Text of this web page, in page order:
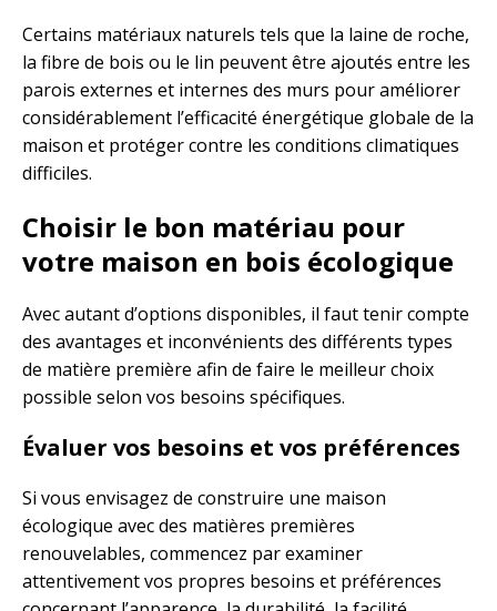
Certains matériaux naturels tels que la laine de roche,
la fibre de bois ou le lin peuvent être ajoutés entre les
parois externes et internes des murs pour améliorer
considérablement l’efficacité énergétique globale de la
maison et protéger contre les conditions climatiques
difficiles.
Choisir le bon matériau pour
votre maison en bois écologique
Avec autant d’options disponibles, il faut tenir compte
des avantages et inconvénients des différents types
de matière première afin de faire le meilleur choix
possible selon vos besoins spécifiques.
Évaluer vos besoins et vos préférences
Si vous envisagez de construire une maison
écologique avec des matières premières
renouvelables, commencez par examiner
attentivement vos propres besoins et préférences